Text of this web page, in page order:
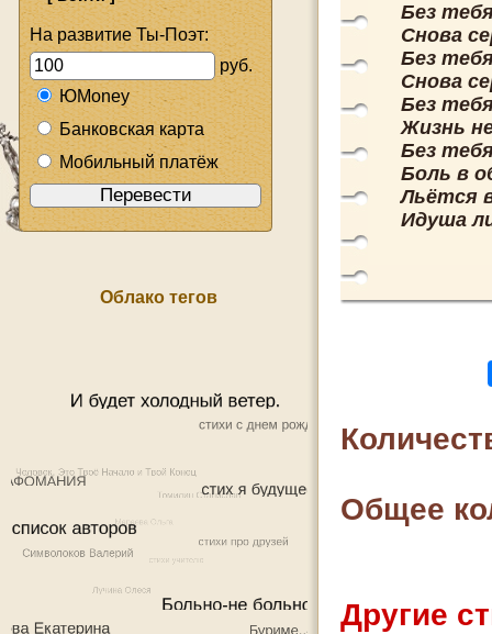
На развитие Ты-Поэт:
руб.
ЮMoney
Банковская карта
Мобильный платёж
Облако тегов
Без
Снова
Без
Снова
Без
Жизнь
Без
Боль в
Льётся
Идуша
Общее
Другие